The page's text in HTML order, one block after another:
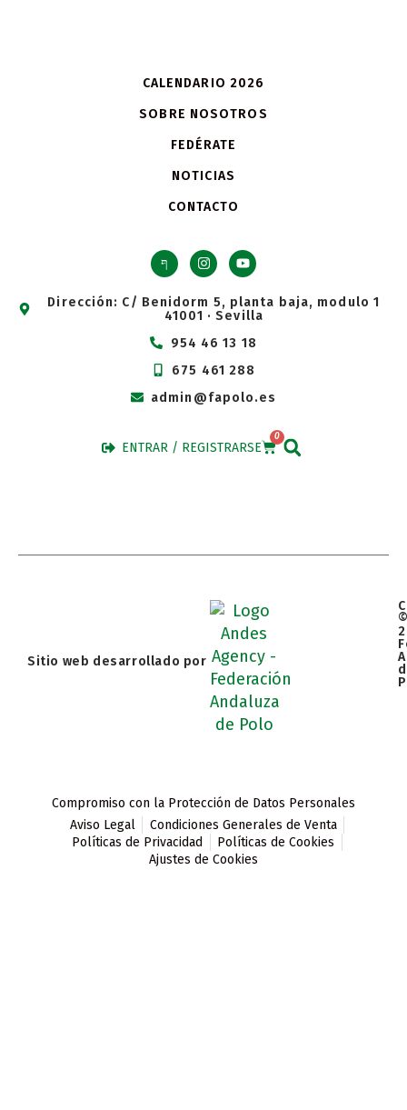
CALENDARIO 2026
SOBRE NOSOTROS
FEDÉRATE
NOTICIAS
CONTACTO
Dirección: C/ Benidorm 5, planta baja, modulo 1
41001 · Sevilla
954 46 13 18
675 461 288
admin@fapolo.es
ENTRAR / REGISTRARSE
0
Sitio web desarrollado por
Compromiso con la Protección de Datos Personales
Aviso Legal
Condiciones Generales de Venta
Políticas de Privacidad
Políticas de Cookies
Ajustes de Cookies